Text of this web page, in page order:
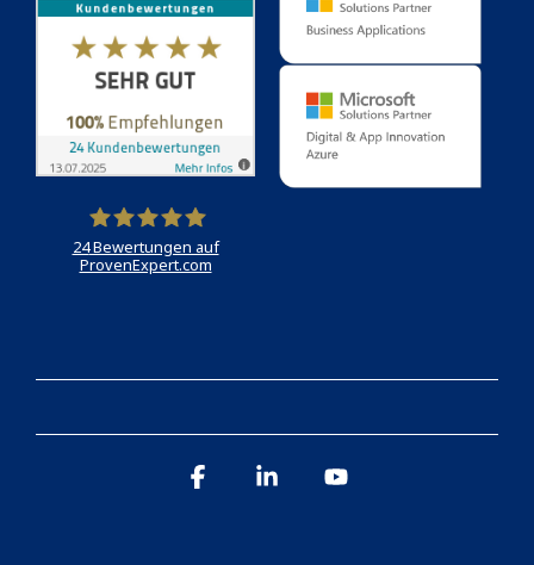
24Bewertungen auf
ProvenExpert.com
FacebookLinkedin